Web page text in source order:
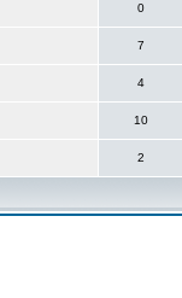
0
7
4
10
2